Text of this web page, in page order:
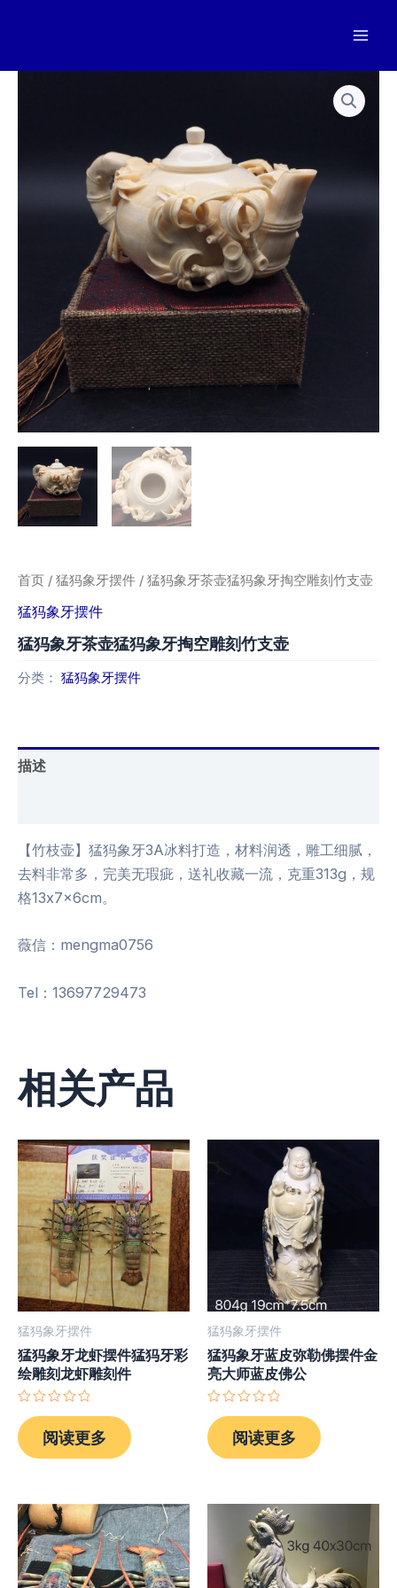
首页 / 猛犸象牙摆件 / 猛犸象牙茶壶猛犸象牙掏空雕刻竹支壶
猛犸象牙摆件
猛犸象牙茶壶猛犸象牙掏空雕刻竹支壶
分类： 猛犸象牙摆件
描述
【竹枝壶】猛犸象牙3A冰料打造，材料润透，雕工细腻，
去料非常多，完美无瑕疵，送礼收藏一流，克重313g，规
格13x7x6cm。
薇信：mengma0756
Tel：13697729473
相关产品
猛犸象牙摆件
猛犸象牙龙虾摆件猛犸牙彩
绘雕刻龙虾雕刻件
评
分
0
&sol;
阅读更多
猛犸象牙摆件
猛犸象牙蓝皮弥勒佛摆件金
亮大师蓝皮佛公
评
分
0
&sol;
阅读更多